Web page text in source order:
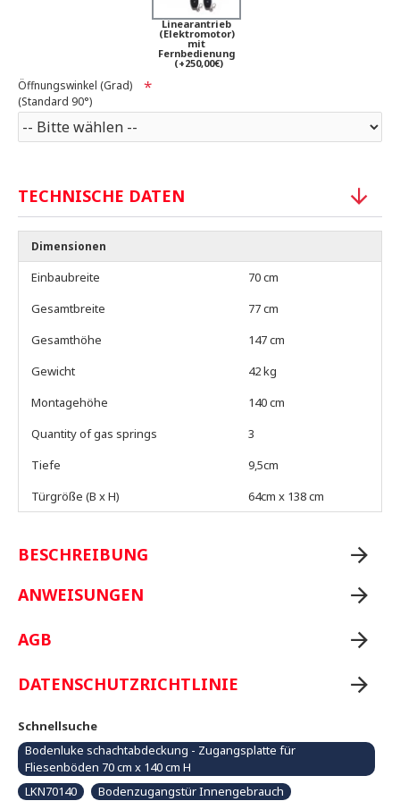
Linearantrieb
(Elektromotor)
mit
Fernbedienung
(+250,00€)
Öffnungswinkel (Grad)
(Standard 90°)
TECHNISCHE DATEN
Dimensionen
Einbaubreite
70 cm
Gesamtbreite
77 cm
Gesamthöhe
147 cm
Gewicht
42 kg
Montagehöhe
140 cm
Quantity of gas springs
3
Tiefe
9,5cm
Türgröße (B x H)
64cm x 138 cm
BESCHREIBUNG
ANWEISUNGEN
AGB
DATENSCHUTZRICHTLINIE
Schnellsuche
Bodenluke schachtabdeckung - Zugangsplatte für
Fliesenböden 70 cm x 140 cm H
LKN70140
Bodenzugangstür Innengebrauch